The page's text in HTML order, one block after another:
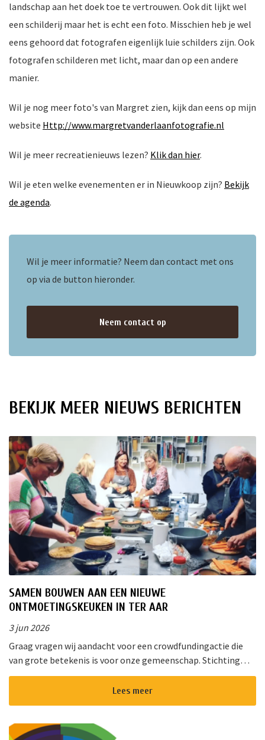
landschap aan het doek toe te vertrouwen. Ook dit lijkt wel
een schilderij maar het is echt een foto. Misschien heb je wel
eens gehoord dat fotografen eigenlijk luie schilders zijn. Ook
fotografen schilderen met licht, maar dan op een andere
manier.
Wil je nog meer foto's van Margret zien, kijk dan eens op mijn
website Http://www.margretvanderlaanfotografie.nl
Wil je meer recreatienieuws lezen? Klik dan hier.
Wil je eten welke evenementen er in Nieuwkoop zijn? Bekijk
de agenda.
Wil je meer informatie? Neem dan contact met ons
op via de button hieronder.
Neem contact op
BEKIJK MEER NIEUWS BERICHTEN
SAMEN BOUWEN AAN EEN NIEUWE
ONTMOETINGSKEUKEN IN TER AAR
3 jun 2026
Graag vragen wij aandacht voor een crowdfundingactie die
van grote betekenis is voor onze gemeenschap. Stichting
!Triggr en SPAN vormen samen een multifunctioneel
cultureel centrum waar m...Lees meer